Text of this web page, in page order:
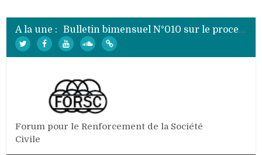
A la une :
Bulletin bimensuel N°010 sur le processus électoral de 2020 au Burundi
Bulletin bimensuel N°009 sur le processus électoral de 2020 au Burundi
Bulletin bimensuel N°007 sur le processus électoral de 2020 au Burundi
Forum pour le Renforcement de la Société
Civile